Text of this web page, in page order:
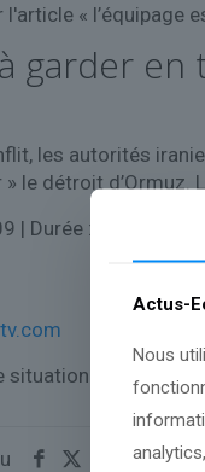
l'article « l’équipage
garder en
les autorités
le détroit d’Ormuz.
| Durée : 1:57
situation fera l’objet
Actus-
Nous